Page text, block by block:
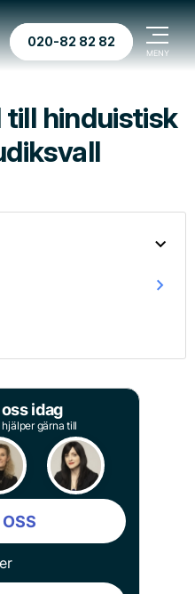
020-82 82 82
till hinduistisk
idag
gärna till